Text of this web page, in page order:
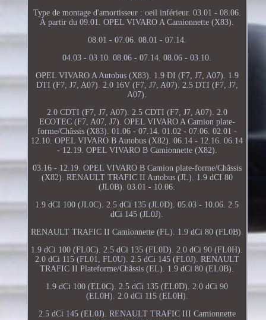
Type de montage d'amortisseur : oeil inférieur. 03.01 - 08.06.
À partir du 09.01. OPEL VIVARO A Camionnette (X83).
08.01 - 07.06. 08.01 - 07.14.
04.03 - 03.10. 08.06 - 07.14. 08.06 - 03.10.
OPEL VIVARO A Autobus (X83). 1.9 DI (F7, J7, A07). 1.9
DTI (F7, J7, A07). 2.0 16V (F7, J7, A07). 2.5 DTI (F7, J7,
A07).
2.0 CDTI (F7, J7, A07). 2.5 CDTI (F7, J7, A07). 2.0
ECOTEC (F7, A07, J7). OPEL VIVARO A Camion plate-
forme/Châssis (X83). 01.06 - 07.14. 01.02 - 07.06. 02.01 -
12.10. OPEL VIVARO B Autobus (X82). 06.14 - 12.16. 06.14
- 12.19. OPEL VIVARO B Camionnette (X82).
03.16 - 12.19. OPEL VIVARO B Camion plate-forme/Châssis
(X82). RENAULT TRAFIC II Autobus (JL). 1.9 dCI 80
(JL0B). 03.01 - 10.06.
1.9 dCI 100 (JL0C). 2.5 dCi 135 (JL0D). 05.03 - 10.06. 2.5
dCi 145 (JL0J).
RENAULT TRAFIC II Camionnette (FL). 1.9 dCi 80 (FL0B).
1.9 dCi 100 (FL0C). 2.5 dCi 135 (FL0D). 2.0 dCi 90 (FL0H).
2.0 dCi 115 (FL01, FL0U). 2.5 dCi 145 (FL0J). RENAULT
TRAFIC II Plateforme/Châssis (EL). 1.9 dCi 80 (EL0B).
1.9 dCi 100 (EL0C). 2.5 dCi 135 (EL0D). 2.0 dCi 90
(EL0H). 2.0 dCi 115 (EL0H).
2.5 dCi 145 (EL0J). RENAULT TRAFIC III Camionnette